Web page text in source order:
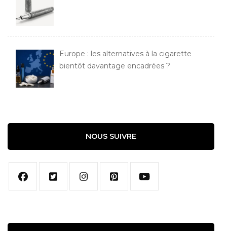
Europe : les alternatives à la cigarette
bientôt davantage encadrées ?
NOUS SUIVRE